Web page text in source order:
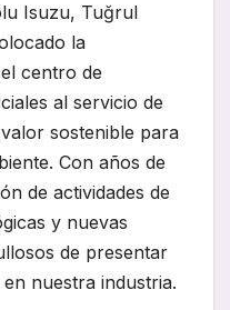
Isuzu, Tuğrul
la
centro de
al servicio de
sostenible para
Con años de
de actividades de
y nuevas
de presentar
nuestra industria.